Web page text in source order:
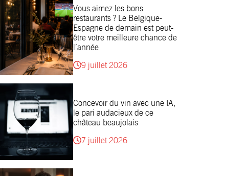
Vous aimez les bons
restaurants ? Le Belgique-
Espagne de demain est peut-
être votre meilleure chance de
l’année
9 juillet 2026
Concevoir du vin avec une IA,
le pari audacieux de ce
château beaujolais
7 juillet 2026